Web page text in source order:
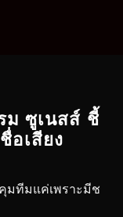
ม ซูเนสส์ ชี้
อเสียง
มทีมแค่เพราะมีช